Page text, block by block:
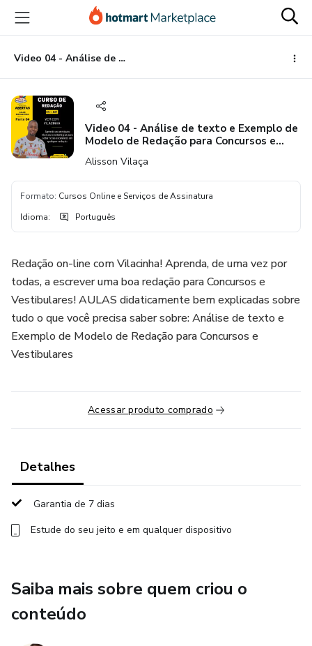
para
conteúdo
principal
para
pagamento
para
rodapé
Video 04 - Análise de texto e Exemplo de Modelo de Redação para Concursos e Vestibulares
Video 04 - Análise de texto e Exemplo de
Modelo de Redação para Concursos e
Alisson Vilaça
Formato: Cursos Online e Serviços de Assinatura
Idioma: Português
Redação on-line com Vilacinha! Aprenda, de uma vez por
todas, a escrever uma boa redação para Concursos e
Vestibulares! AULAS didaticamente bem explicadas sobre
tudo o que você precisa saber sobre: Análise de texto e
Exemplo de Modelo de Redação para Concursos e
Vestibulares
Acessar produto comprado
Detalhes
Garantia de 7 dias
Estude do seu jeito e em qualquer dispositivo
Saiba mais sobre quem criou o
conteúdo